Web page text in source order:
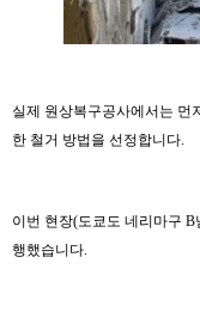
실제 원상복구공사에서는 먼
한 철거 방법을 선정합니다.
이번 현장(도쿄도 네리마구
행했습니다.